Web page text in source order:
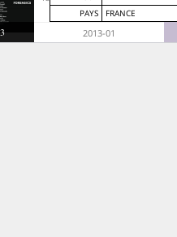
PAYS
FRANCE
2013-01